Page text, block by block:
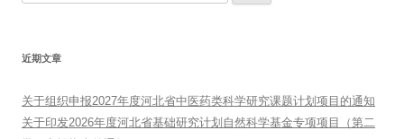
近期文章
关于组织申报2027年度河北省中医药类科学研究课题计划项目的通知
关于印发2026年度河北省基础研究计划自然科学基金专项项目（第二